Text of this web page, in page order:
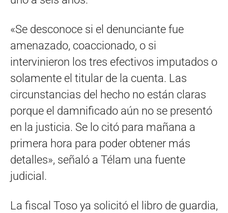
«Se desconoce si el denunciante fue
amenazado, coaccionado, o si
intervinieron los tres efectivos imputados o
solamente el titular de la cuenta. Las
circunstancias del hecho no están claras
porque el damnificado aún no se presentó
en la justicia. Se lo citó para mañana a
primera hora para poder obtener más
detalles», señaló a Télam una fuente
judicial.
La fiscal Toso ya solicitó el libro de guardia,